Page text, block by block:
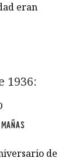
eran
1936:
de